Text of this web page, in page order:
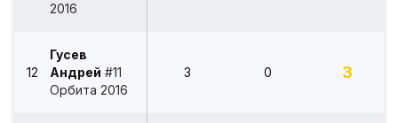
2016
12
Гусев
Андрей #11
Орбита 2016
3 0 3